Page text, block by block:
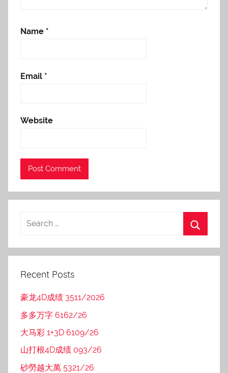
Name *
Email *
Website
Recent Posts
豪龙4D成绩 3511/2026
多多万字 6162/26
大马彩 1+3D 6109/26
山打根4D成绩 093/26
砂勞越大萬 5321/26